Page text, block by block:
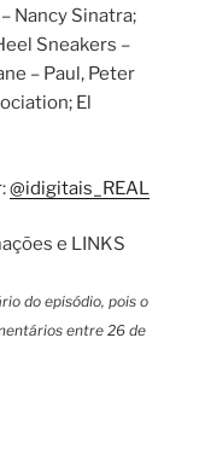
Nancy Sinatra;
Sneakers –
– Paul, Peter
El
@idigitais_REAL
e LINKS
do episódio, pois o
entre 26 de